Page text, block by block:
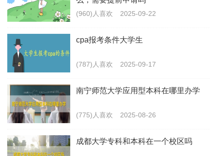
(960)人喜欢 2025-09-22
cpa报考条件大学生
(787)人喜欢 2025-09-17
南宁师范大学应用型本科在哪里办学
(775)人喜欢 2025-08-26
成都大学专科和本科在一个校区吗